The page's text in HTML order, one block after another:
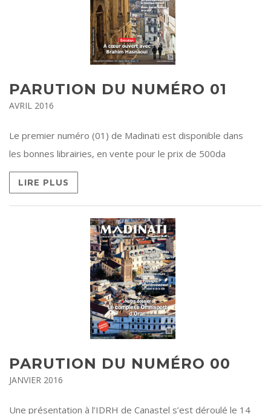
PARUTION DU NUMÉRO 01
AVRIL 2016
Le premier numéro (01) de Madinati est disponible dans
les bonnes librairies, en vente pour le prix de 500da
LIRE PLUS
PARUTION DU NUMÉRO 00
JANVIER 2016
Une présentation à l’IDRH de Canastel s’est déroulé le 14